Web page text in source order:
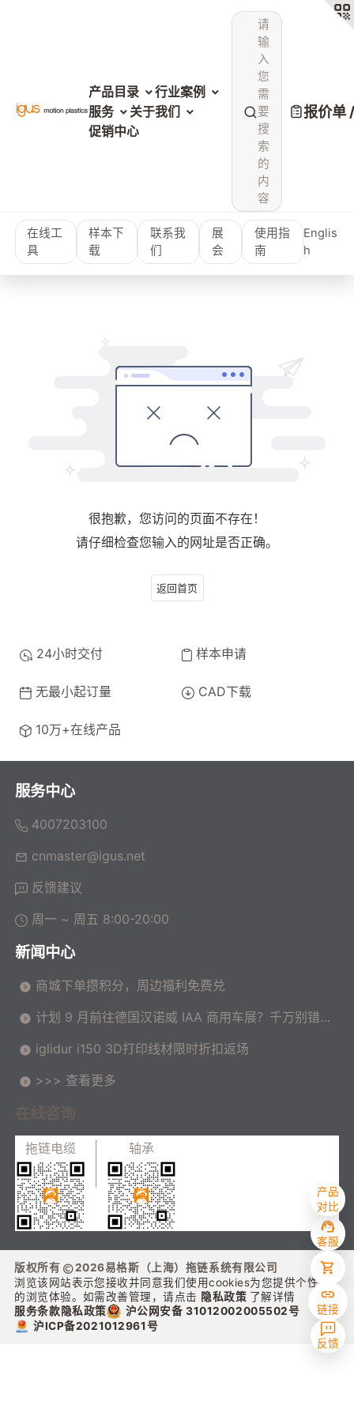
产品目录
行业案例
服务
关于我们
促销中心
请
输
入
您
需
要
搜
索
的
内
容
报价单
在线工
具
样本下
载
联系我
们
展
会
使用指
南
Englis
h
很抱歉，您访问的页面不存在！
请仔细检查您输入的网址是否正确。
返回首页
24小时交付 样本申请
无最小起订量 CAD下载
10万+在线产品
服务中心
4007203100
cnmaster@igus.net
反馈建议
周一 ~ 周五 8:00-20:00
新闻中心
商城下单攒积分，周边福利免费兑
计划 9 月前往德国汉诺威 IAA 商用车展？千万别错过
iglidur i150 3D打印线材限时折扣返场
>>> 查看更多
拖链电缆 轴承
版权所有 2026易格斯（上海）拖链系统有限公司
浏览该网站表示您接收并同意我们使用cookies为您提供个性化
的浏览体验。如需改善管理，请点击 隐私政策 了解详情
服务条款隐私政策
沪公网安备 31012002005502号
沪ICP备2021012961号
产品
对比
客服
链接
反馈